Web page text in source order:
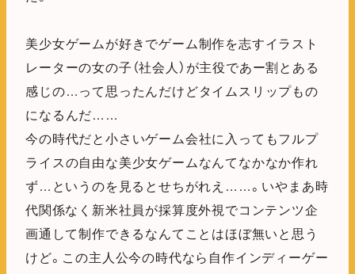
美少女ゲームが好きでゲーム制作を志すイラスト
レーターの女の子（社会人）が主役であー割とある
感じの…って思ったんだけどタイムスリップもの
になるんだ……
今の時代だと小さいゲーム会社に入ってもフルプ
ライスの自由な美少女ゲームなんてなかなか作れ
ず…というのを見るとせちがれえ……。いやまあ時
代関係なく新米社員が採算度外視でコンテンツ企
画通して制作できるなんてことはほぼ無いと思う
けど。この主人公今の時代なら自作インディーゲー